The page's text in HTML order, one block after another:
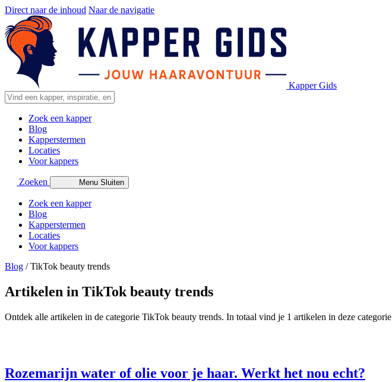
Direct naar de inhoud Naar de navigatie
Kapper Gids
Zoek een kapper
Blog
Kapperstermen
Locaties
Voor kappers
Zoeken Menu Sluiten
Zoek een kapper
Blog
Kapperstermen
Locaties
Voor kappers
Blog /TikTok beauty trends
Artikelen in TikTok beauty trends
Ontdek alle artikelen in de categorie TikTok beauty trends. In totaal vind je 1 artikelen in deze
Rozemarijn water of olie voor je haar. Werkt het nou echt?